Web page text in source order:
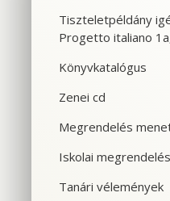
CSOPORTOS
SPANYOL
CILS
Tiszteletpéldány
Progetto italiano
Könyvkatalógus
Zenei cd
Megrendelés
Iskolai megrendelés
Tanári vélemények